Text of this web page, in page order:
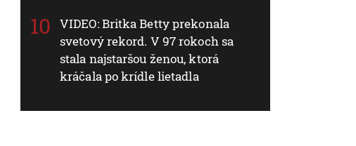
VIDEO: Britka Betty prekonala
svetový rekord. V 97 rokoch sa
stala najstaršou ženou, ktorá
kráčala po krídle lietadla